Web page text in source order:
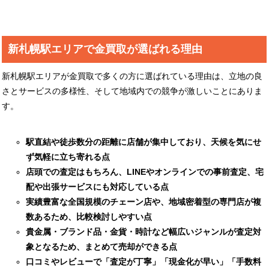
新札幌駅エリアで金買取が選ばれる理由
新札幌駅エリアが金買取で多くの方に選ばれている理由は、立地の良
さとサービスの多様性、そして地域内での競争が激しいことにありま
す。
駅直結や徒歩数分の距離に店舗が集中しており、天候を気にせ
ず気軽に立ち寄れる点
店頭での査定はもちろん、LINEやオンラインでの事前査定、宅
配や出張サービスにも対応している点
実績豊富な全国規模のチェーン店や、地域密着型の専門店が複
数あるため、比較検討しやすい点
貴金属・ブランド品・金貨・時計など幅広いジャンルが査定対
象となるため、まとめて売却ができる点
口コミやレビューで「査定が丁寧」「現金化が早い」「手数料